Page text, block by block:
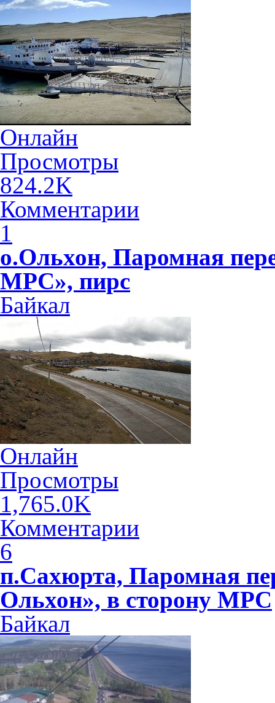
Онлайн
Просмотры
824.2K
Комментарии
1
о.Ольхон, Паромная
МРС», пирс
Байкал
Онлайн
Просмотры
1,765.0K
Комментарии
6
п.Сахюрта, Паромная
Ольхон», в сторону МРС
Байкал